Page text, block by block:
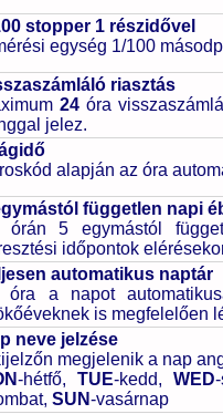
stopper 1 részidővel
egység 1/100
riasztás
24 óra
jelez.
alapján az óra
független napi
órán 5 egymástól
időpontok
automatikus naptár
óra a napot
is megfelelően
neve jelzése
megjelenik a nap
-hétfő, TUE-kedd, WED
SUN-vasárnap